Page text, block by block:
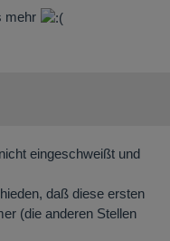
mehr
eingeschweißt und
daß diese ersten
(die anderen Stellen